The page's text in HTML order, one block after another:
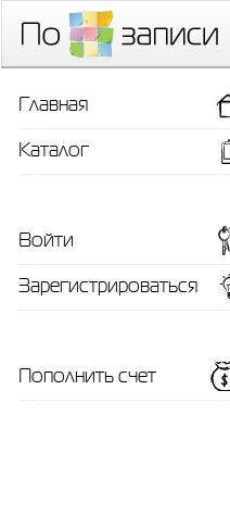
Главная
Каталог
Войти
Зарегистрироваться
Пополнить счет